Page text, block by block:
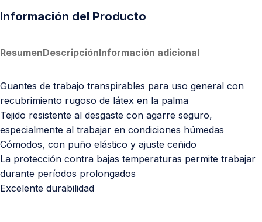
Información del Producto
ResumenDescripciónInformación adicional
Guantes de trabajo transpirables para uso general con
recubrimiento rugoso de látex en la palma
Tejido resistente al desgaste con agarre seguro,
especialmente al trabajar en condiciones húmedas
Cómodos, con puño elástico y ajuste ceñido
La protección contra bajas temperaturas permite trabajar
durante períodos prolongados
Excelente durabilidad